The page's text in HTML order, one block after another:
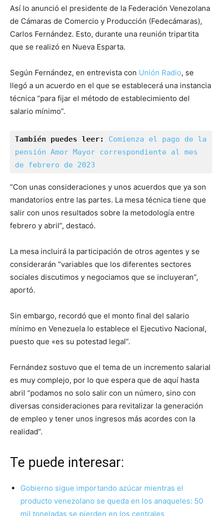
Así lo anunció el presidente de la Federación Venezolana
de Cámaras de Comercio y Producción (Fedecámaras),
Carlos Fernández. Esto, durante una reunión tripartita
que se realizó en Nueva Esparta.
Según Fernández, en entrevista con Unión Radio, se
llegó a un acuerdo en el que se establecerá una instancia
técnica “para fijar el método de establecimiento del
salario mínimo”.
También puedes leer: Comienza el pago de la
pensión Amor Mayor correspondiente al mes
de febrero de 2023
“Con unas consideraciones y unos acuerdos que ya son
mandatorios entre las partes. La mesa técnica tiene que
salir con unos resultados sobre la metodología entre
febrero y abril”, destacó.
La mesa incluirá la participación de otros agentes y se
considerarán “variables que los diferentes sectores
sociales discutimos y negociamos que se incluyeran”,
aportó.
Sin embargo, recordó que el monto final del salario
mínimo en Venezuela lo establece el Ejecutivo Nacional,
puesto que «es su potestad legal”.
Fernández sostuvo que el tema de un incremento salarial
es muy complejo, por lo que espera que de aquí hasta
abril “podamos no solo salir con un número, sino con
diversas consideraciones para revitalizar la generación
de empleo y tener unos ingresos más acordes con la
realidad”.
Te puede interesar:
Gobierno sigue importando azúcar mientras el
producto venezolano se queda en los anaqueles: 50
mil toneladas se pierden en los centrales